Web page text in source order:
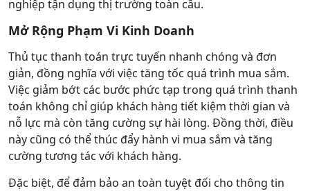
nghiệp tận dụng thị trường toàn cầu.
Mở Rộng Phạm Vi Kinh Doanh
Thủ tục thanh toán trực tuyến nhanh chóng và đơn
giản, đồng nghĩa với việc tăng tốc quá trình mua sắm.
Việc giảm bớt các bước phức tạp trong quá trình thanh
toán không chỉ giúp khách hàng tiết kiệm thời gian và
nỗ lực mà còn tăng cường sự hài lòng. Đồng thời, điều
này cũng có thể thúc đẩy hành vi mua sắm và tăng
cường tương tác với khách hàng.
Đặc biệt, để đảm bảo an toàn tuyệt đối cho thông tin